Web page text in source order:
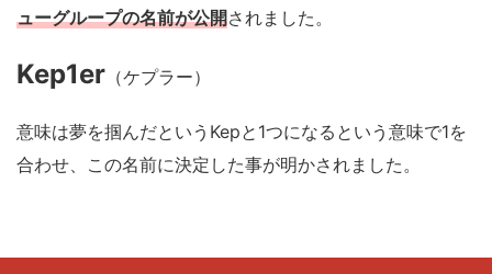
ューグループの名前が公開されました。
Kep1er （ケプラー）
意味は夢を掴んだというKepと1つになるという意味で1を
合わせ、この名前に決定した事が明かされました。